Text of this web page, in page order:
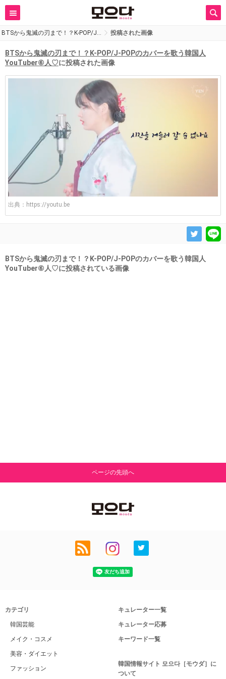
BTSから鬼滅の刃まで！？K-POP/J… 投稿された画像
BTSから鬼滅の刃まで！？K-POP/J-POPのカバーを歌う韓国人
YouTuber⑥人♡に投稿された画像
出典： https://youtu.be
BTSから鬼滅の刃まで！？K-POP/J-POPのカバーを歌う韓国人
YouTuber⑥人♡に投稿されている画像
ページの先頭へ
カテゴリ
韓国芸能
メイク・コスメ
美容・ダイエット
ファッション
キュレーター一覧
キュレーター応募
キーワード一覧
韓国情報サイト 모으다［モウダ］に
ついて